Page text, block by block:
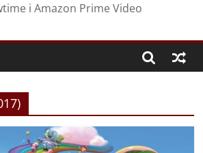
i Amazon Prime Video